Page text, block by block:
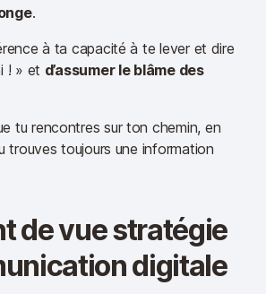
.
à ta capacité à te lever et dire
! » et d’assumer le blâme des
tu rencontres sur ton chemin, en
trouves toujours une information
de vue stratégie
digitale